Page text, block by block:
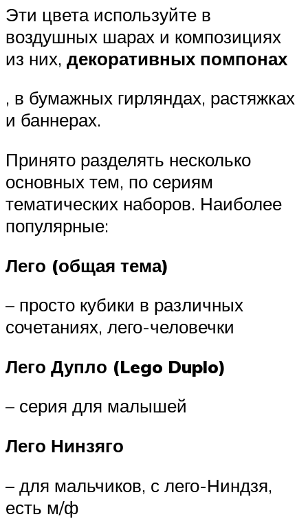
Эти цвета используйте в
воздушных шарах и композициях
из них, декоративных помпонах
, в бумажных гирляндах, растяжках
и баннерах.
Принято разделять несколько
основных тем, по сериям
тематических наборов. Наиболее
популярные:
Лего (общая тема)
– просто кубики в различных
сочетаниях, лего-человечки
Лего Дупло (Lego Duplo)
– серия для малышей
Лего Нинзяго
– для мальчиков, с лего-Ниндзя,
есть м/ф